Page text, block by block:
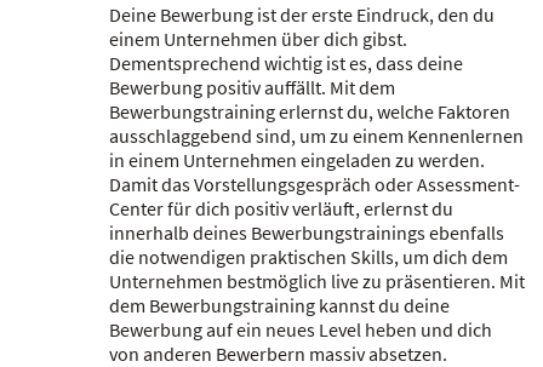
Deine Bewerbung ist der erste Eindruck, den du
einem Unternehmen über dich gibst.
Dementsprechend wichtig ist es, dass deine
Bewerbung positiv auffällt. Mit dem
Bewerbungstraining erlernst du, welche Faktoren
ausschlaggebend sind, um zu einem Kennenlernen
in einem Unternehmen eingeladen zu werden.
Damit das Vorstellungsgespräch oder Assessment-
Center für dich positiv verläuft, erlernst du
innerhalb deines Bewerbungstrainings ebenfalls
die notwendigen praktischen Skills, um dich dem
Unternehmen bestmöglich live zu präsentieren. Mit
dem Bewerbungstraining kannst du deine
Bewerbung auf ein neues Level heben und dich
von anderen Bewerbern massiv absetzen.